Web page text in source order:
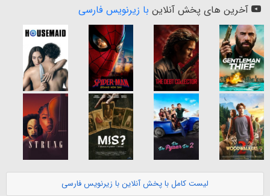
آخرین های پخش آنلاین با زیرنویس فارسی
لیست کامل با پخش آنلاین با زیرنویس فارسی